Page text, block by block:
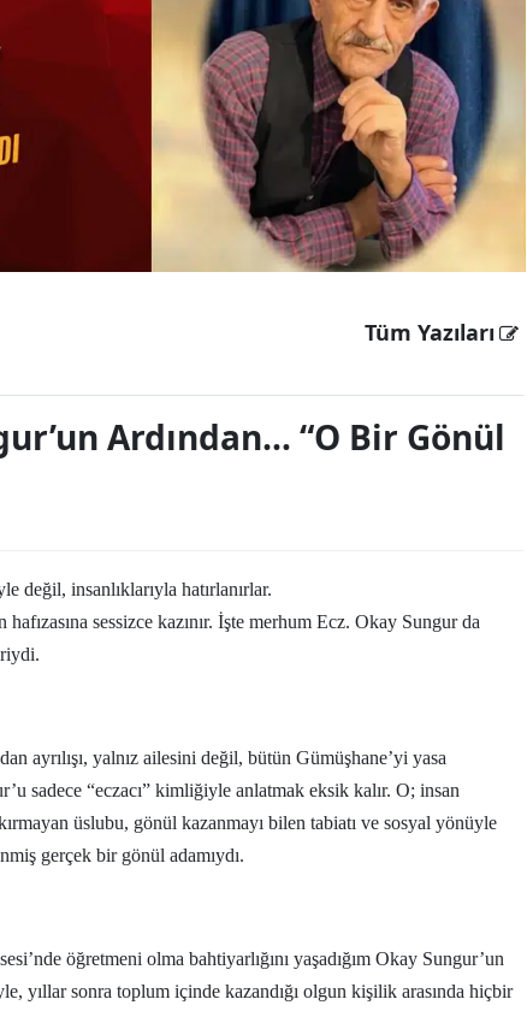
Bitlis
Bolu
Burdur
Bursa
Çanakkale
Çorum
Diyarbakır
Erzurum
Giresun
Gümüşhane
Tüm Yazıları
Ardından… “O Bir Gönül
değil, insanlıklarıyla hatırlanırlar.
hafızasına sessizce kazınır. İşte merhum Ecz. Okay Sungur da
ayrılışı, yalnız ailesini değil, bütün Gümüşhane’yi yasa
sadece “eczacı” kimliğiyle anlatmak eksik kalır. O; insan
üslubu, gönül kazanmayı bilen tabiatı ve sosyal yönüyle
gerçek bir gönül adamıydı.
öğretmeni olma bahtiyarlığını yaşadığım Okay Sungur’un
yıllar sonra toplum içinde kazandığı olgun kişilik arasında hiçbir